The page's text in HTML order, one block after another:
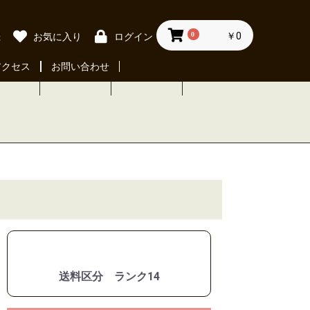
お気に入り ログイン 0 ￥0
セス お問い合わせ
送料区分 ランク14